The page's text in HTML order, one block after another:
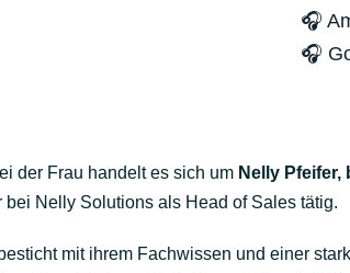
🎧
🎧
der Frau handelt es sich um Nelly Pfeifer,
Nelly Solutions als Head of Sales tätig.
mit ihrem Fachwissen und einer